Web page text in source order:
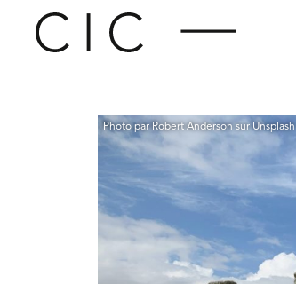
Photo par Robert Anderson sur Unsplash